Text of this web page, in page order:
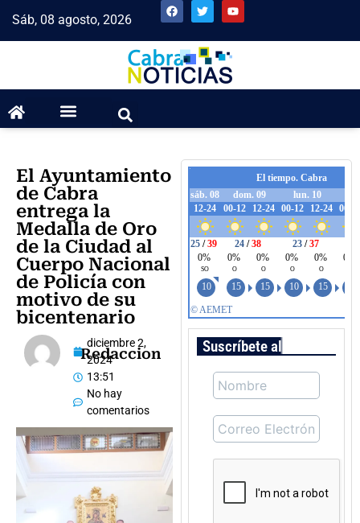
Sáb, 08 agosto, 2026
El Ayuntamiento
de Cabra
entrega la
Medalla de Oro
de la Ciudad al
Cuerpo Nacional
de Policía con
motivo de su
bicentenario
Redaccion
diciembre 2,
2024
13:51
No hay
comentarios
Suscríbete al boletín